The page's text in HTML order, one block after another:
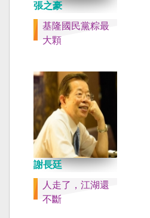
張之豪
基隆國民黨粽最
大顆
謝長廷
人走了，江湖還
不斷